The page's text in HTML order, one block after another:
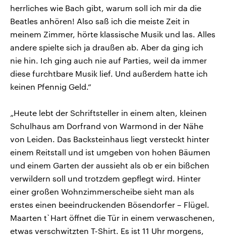
herrliches wie Bach gibt, warum soll ich mir da die
Beatles anhören! Also saß ich die meiste Zeit in
meinem Zimmer, hörte klassische Musik und las. Alles
andere spielte sich ja draußen ab. Aber da ging ich
nie hin. Ich ging auch nie auf Parties, weil da immer
diese furchtbare Musik lief. Und außerdem hatte ich
keinen Pfennig Geld.“
„Heute lebt der Schriftsteller in einem alten, kleinen
Schulhaus am Dorfrand von Warmond in der Nähe
von Leiden. Das Backsteinhaus liegt versteckt hinter
einem Reitstall und ist umgeben von hohen Bäumen
und einem Garten der aussieht als ob er ein bißchen
verwildern soll und trotzdem gepflegt wird. Hinter
einer großen Wohnzimmerscheibe sieht man als
erstes einen beeindruckenden Bösendorfer – Flügel.
Maarten t`Hart öffnet die Tür in einem verwaschenen,
etwas verschwitzten T-Shirt. Es ist 11 Uhr morgens,